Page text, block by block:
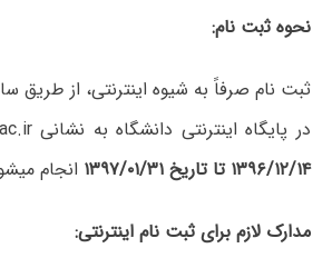
نحوه ﺛبت نام:
ثبت نام صرفاً به شیوه اینترنتی، از طریق
در پایگاه اینترنتی دانشگاه به نشانی www.qhu.ac.ir
۱۳۹۶/۱۲/۱۴ تا تاریخ ۱۳۹۷/۰۱/۳۱
انجام
مدارک ﻻزم برای ثبت نام اینترنتی: